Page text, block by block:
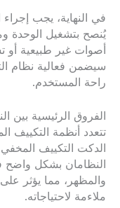
في النهاية، يجب
يُنصح بتشغيل الوحدة
أصوات غير طبيعية أو
سيضمن فعالية نظام
راحة المستخدم.
الفروق الرئيسية بين
تتعدد أنظمة التكييف
الدكت التكييف
النظامان بشكل واضح
والمظهر، مما يؤثر على
ملاءمة لاحتياجاته.